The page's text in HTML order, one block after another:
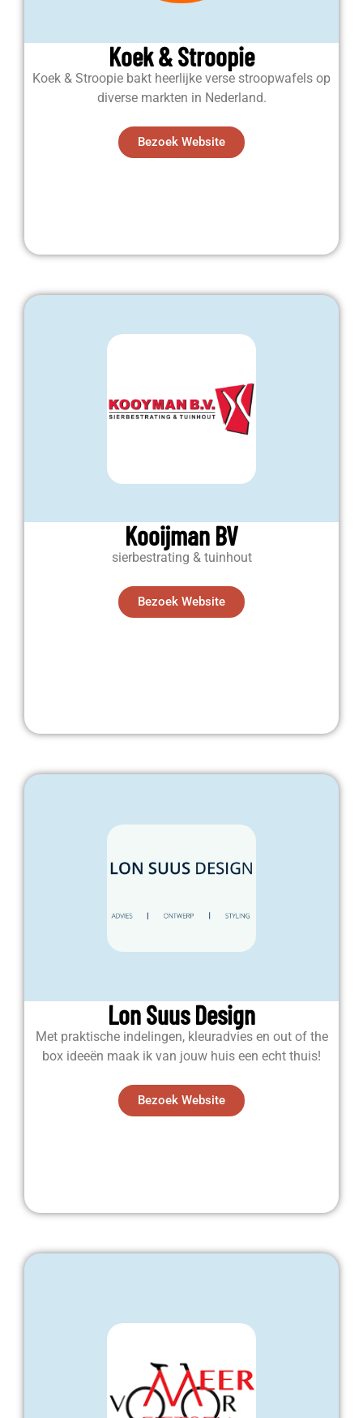
Koek & Stroopie
Koek & Stroopie bakt heerlijke verse stroopwafels op
diverse markten in Nederland.
Bezoek Website
Kooijman BV
sierbestrating & tuinhout
Bezoek Website
Lon Suus Design
Met praktische indelingen, kleuradvies en out of the
box ideeën maak ik van jouw huis een echt thuis!
Bezoek Website